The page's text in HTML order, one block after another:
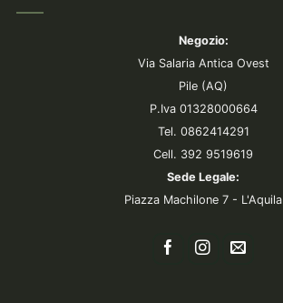
Negozio:
Via Salaria Antica Ovest
Pile (AQ)
P.Iva 01328000664
Tel. 0862414291
Cell. 392 9519619
Sede Legale:
Piazza Machilone 7 - L'Aquila